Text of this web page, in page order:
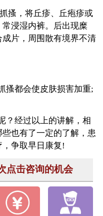
搔，将丘疹、丘疱疹或
浸湿内裤。后出现糜
片，周围散有境界不清
搔都会使皮肤损害加重;
？经过以上的讲解，相
也有了一定的了解，患
争取早日康复!
点击咨询的机会